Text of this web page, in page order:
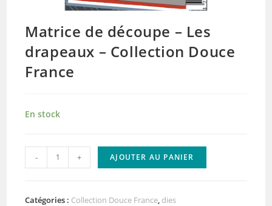
Matrice de découpe – Les
drapeaux – Collection Douce
France
En stock
quantité
de
de
- + AJOUTER AU PANIER
Catégories : Collection Douce France dies